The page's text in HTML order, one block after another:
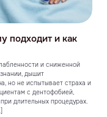
подходит и как
и сниженной
дышит
но не испытывает страха и
с дентофобией,
длительных процедурах.